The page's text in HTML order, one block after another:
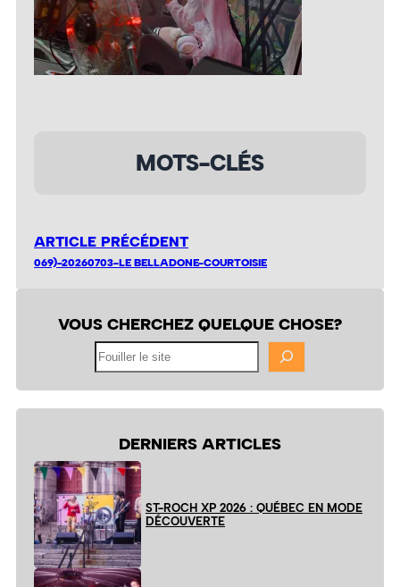
MOTS-CLÉS
ARTICLE PRÉCÉDENT
069)-20260703-LE BELLADONE-COURTOISIE
VOUS CHERCHEZ QUELQUE CHOSE?
DERNIERS ARTICLES
ST-ROCH XP 2026 : QUÉBEC EN MODE
DÉCOUVERTE